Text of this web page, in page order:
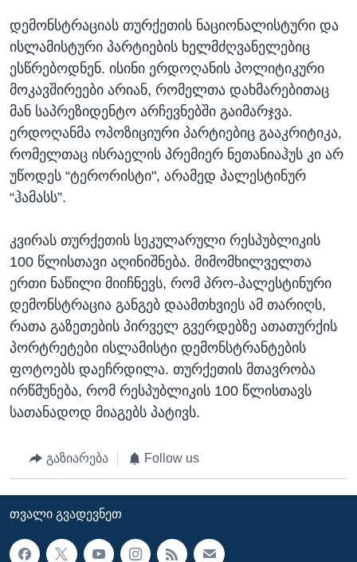
დემონსტრაციას თურქეთის ნაციონალისტური და
ისლამისტური პარტიების ხელმძღვანელებიც
ესწრებოდნენ. ისინი ერდოღანის პოლიტიკური
მოკავშირეები არიან, რომელთა დახმარებითაც
მან საპრეზიდენტო არჩევნებში გაიმარჯვა.
ერდოღანმა ოპოზიციური პარტიებიც გააკრიტიკა,
რომელთაც ისრაელის პრემიერ ნეთანიაჰუს კი არ
უწოდეს “ტერორისტი", არამედ პალესტინურ
“ჰამასს”.
კვირას თურქეთის სეკულარული რესპუბლიკის
100 წლისთავი აღინიშნება. მიმომხილველთა
ერთი ნაწილი მიიჩნევს, რომ პრო-პალესტინური
დემონსტრაცია განგებ დაამთხვიეს ამ თარიღს,
რათა გაზეთების პირველ გვერდებზე ათათურქის
პორტრეტები ისლამისტი დემონსტრანტების
ფოტოებს დაეჩრდილა. თურქეთის მთავრობა
ირწმუნება, რომ რესპუბლიკის 100 წლისთავს
სათანადოდ მიაგებს პატივს.
გაზიარება Follow us
ᲗᲕᲐᲚᲘ ᲒᲕᲐᲓᲔᲕᲜᲔᲗ